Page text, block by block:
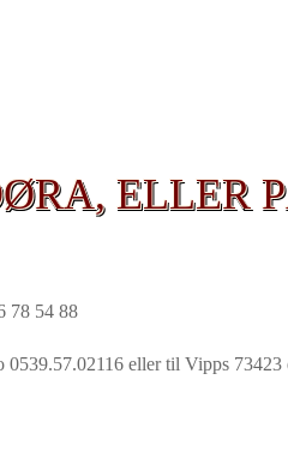
ELLER
78 54 88
eller til Vipps